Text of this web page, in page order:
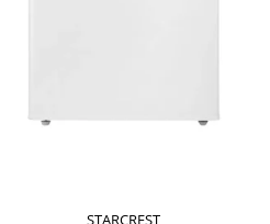
STARCREST